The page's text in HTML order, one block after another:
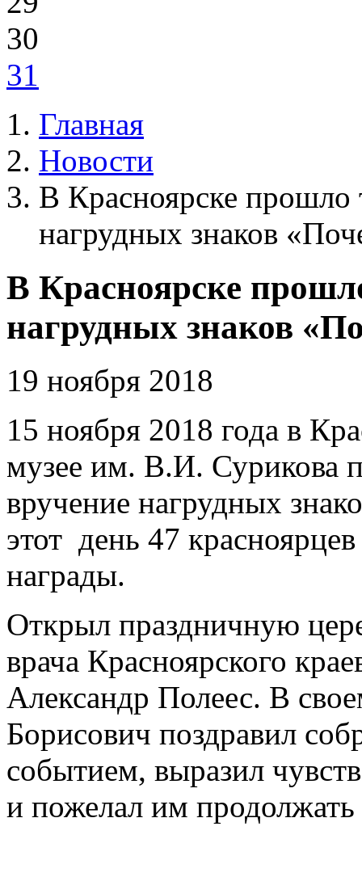
30
31
Главная
Новости
В Красноярске прошло
нагрудных знаков
В Красноярске
нагрудных знаков
19 ноября 2018
15 ноября 2018 года в
музее им. В.И. Сурикова
вручение нагрудных
этот день 47
награды.
Открыл праздничную
врача Красноярского
Александр Полеес. В
Борисович поздравил
событием, выразил
и пожелал им